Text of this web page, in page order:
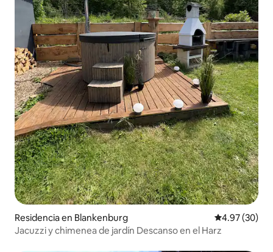
Residencia en Blankenburg Calificación
4.97 (30)
Jacuzzi y chimenea de jardín Descanso en el Harz